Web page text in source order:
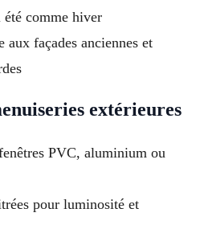
comme hiver
aux façades anciennes et
extérieures
PVC, aluminium ou
pour luminosité et